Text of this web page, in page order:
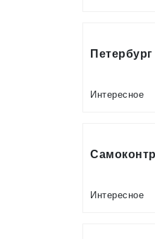
Интересное
Интересное